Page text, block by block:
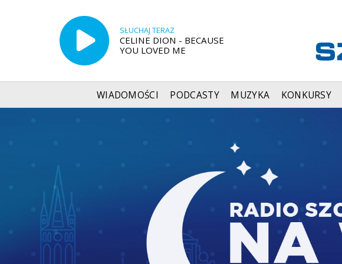
SŁUCHAJ TERAZ
CELINE DION - BECAUSE
YOU LOVED ME
WIADOMOŚCI PODCASTY MUZYKA KONKURSY